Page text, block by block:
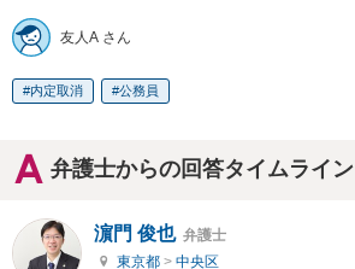
友人A さん
内定取消 公務員
弁護士からの回答タイムライン
濵門 俊也 弁護士
東京都 > 中央区